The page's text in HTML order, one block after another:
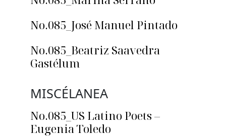
No.085_José Manuel Pintado
No.085_Beatriz Saavedra
Gastélum
MISCÉLANEA
No.085_US Latino Poets –
Eugenia Toledo